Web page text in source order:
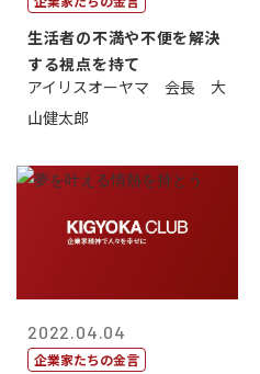
生活者の不満や不便を解決
する視点を持て
アイリスオーヤマ 会長 大
山健太郎
2022.04.04
企業家たちの金言